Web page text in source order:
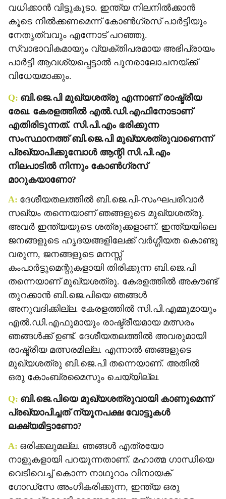
വധിക്കാന്‍ വിട്ടുകൂടാ. ഇന്ത്യ നിലനില്‍ക്കാന്‍
കൂടെ നില്‍ക്കണമെന്ന് കോണ്‍ഗ്രസ് പാര്‍ട്ടിയും
നേതൃത്വവും എന്നോട് പറഞ്ഞു.
സ്വാഭാവികമായും വ്യക്തിപരമായ അഭിപ്രായം
പാര്‍ട്ടി ആവശ്യപ്പെട്ടാല്‍ പുനരാലോചനയ്ക്ക്
വിധേയമാക്കും.
Q: ബി.ജെ.പി മുഖ്യശത്രു എന്നാണ് രാഷ്ട്രീയ
രേഖ. കേരളത്തില്‍ എല്‍.ഡി.എഫിനോടാണ്
എതിരിടുന്നത്. സി.പി.എം ഭരിക്കുന്ന
സംസ്ഥാനത്ത് ബി.ജെ.പി മുഖ്യശത്രുവാണെന്ന്
പ്രഖ്യാപിക്കുമ്പോള്‍ ആന്റി സി.പി.എം
നിലപാടില്‍ നിന്നും കോണ്‍ഗ്രസ്
മാറുകയാണോ?
A: ദേശീയതലത്തില്‍ ബി.ജെ.പി-സംഘപരിവാര്‍
സഖ്യം തന്നെയാണ് ഞങ്ങളുടെ മുഖ്യശത്രു.
അവര്‍ ഇന്ത്യയുടെ ശത്രുക്കളാണ്. ഇന്ത്യയിലെ
ജനങ്ങളുടെ ഹൃദയങ്ങളിലേക്ക് വര്‍ഗ്ഗീയത കൊണ്ടു
വരുന്ന, ജനങ്ങളുടെ മനസ്സ്
കംപാര്‍ട്ടുമെന്റുകളായി തിരിക്കുന്ന ബി.ജെ.പി
തന്നെയാണ് മുഖ്യശത്രു. കേരളത്തില്‍ അകൗണ്ട്
തുറക്കാന്‍ ബി.ജെ.പിയെ ഞങ്ങള്‍
അനുവദിക്കില്ല. കേരളത്തില്‍ സി.പി.എമ്മുമായും
എല്‍.ഡി.എഫുമായും രാഷ്ട്രീയമായ മത്സരം
ഞങ്ങള്‍ക്ക് ഉണ്ട്. ദേശീയതലത്തില്‍ അവരുമായി
രാഷ്ട്രീയ മത്സരമില്ല. എന്നാല്‍ ഞങ്ങളുടെ
മുഖ്യശത്രു ബി.ജെ.പി തന്നെയാണ്. അതില്‍
ഒരു കോംബ്രമൈസും ചെയ്യില്ല.
Q: ബി.ജെ.പിയെ മുഖ്യശത്രുവായി കാണുമെന്ന്
പ്രഖ്യാപിച്ചത് ന്യൂനപക്ഷ വോട്ടുകള്‍
ലക്ഷ്യമിട്ടാണോ?
A: ഒരിക്കലുമല്ല. ഞങ്ങള്‍ എത്രയോ
നാളുകളായി പറയുന്നതാണ്. മഹാത്മ ഗാന്ധിയെ
വെടിവെച്ച് കൊന്ന നാഥുറാം വിനായക്
ഗോഡ്‌സേ അംഗീകരിക്കുന്ന, ഇന്ത്യ ഒരു